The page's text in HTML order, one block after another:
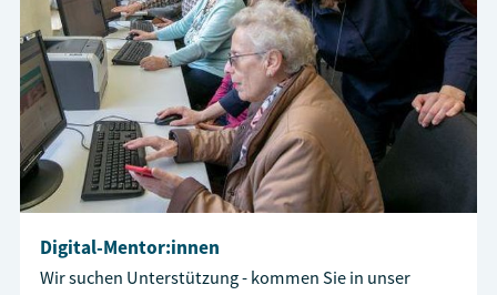
Digital-Mentor:innen
Wir suchen Unterstützung - kommen Sie in unser